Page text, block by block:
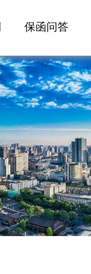
保函问答